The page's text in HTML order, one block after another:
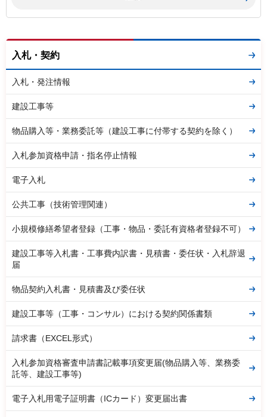
入札・契約
入札・発注情報
建設工事等
物品購入等・業務委託等（建設工事に付帯する契約を除く）
入札参加資格申請・指名停止情報
電子入札
公共工事（技術管理関連）
小規模修繕希望者登録（工事・物品・委託有資格者登録不可）
建設工事等入札書・工事費内訳書・見積書・委任状・入札辞退
届
物品契約入札書・見積書及び委任状
建設工事等（工事・コンサル）における契約関係書類
請求書（EXCEL形式）
入札参加資格審査申請書記載事項変更届(物品購入等、業務委
託等、建設工事等)
電子入札用電子証明書（ICカード）変更届出書